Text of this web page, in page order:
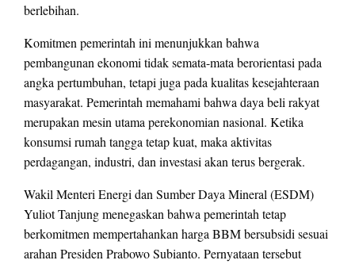
berlebihan.
Komitmen pemerintah ini menunjukkan bahwa
pembangunan ekonomi tidak semata-mata berorientasi pada
angka pertumbuhan, tetapi juga pada kualitas kesejahteraan
masyarakat. Pemerintah memahami bahwa daya beli rakyat
merupakan mesin utama perekonomian nasional. Ketika
konsumsi rumah tangga tetap kuat, maka aktivitas
perdagangan, industri, dan investasi akan terus bergerak.
Wakil Menteri Energi dan Sumber Daya Mineral (ESDM)
Yuliot Tanjung menegaskan bahwa pemerintah tetap
berkomitmen mempertahankan harga BBM bersubsidi sesuai
arahan Presiden Prabowo Subianto. Pernyataan tersebut